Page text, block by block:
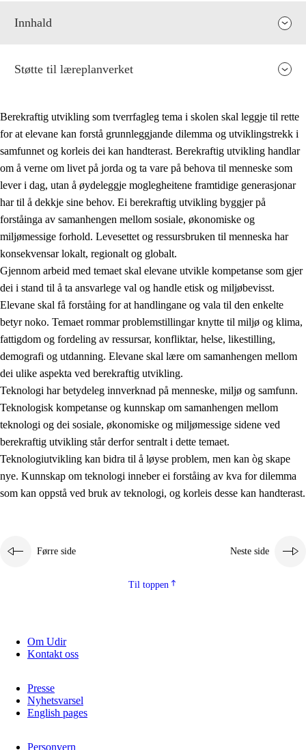
Innhald
2. Prinsipp for læring, utvikling og danning
2.1 Sosial læring og utvikling
2.2 Kompetanse i faga
2.3 Grunnleggjande ferdigheiter
2.4 Å lære å lære
Tverrfaglege tema
2.5 Tverrfaglege tema
2.5.1 Folkehelse og livsmeistring
2.5.2 Demokrati og medborgarskap
2.5.3 Berekraftig utvikling
Støtte til læreplanverket
Berekraftig utvikling som tverrfagleg tema i skolen skal leggje til rette
for at elevane kan forstå grunnleggjande dilemma og utviklingstrekk i
samfunnet og korleis dei kan handterast. Berekraftig utvikling handlar
om å verne om livet på jorda og ta vare på behova til menneske som
lever i dag, utan å øydeleggje moglegheitene framtidige generasjonar
har til å dekkje sine behov. Ei berekraftig utvikling byggjer på
forståinga av samanhengen mellom sosiale, økonomiske og
miljømessige forhold. Levesettet og ressursbruken til menneska har
konsekvensar lokalt, regionalt og globalt.
Gjennom arbeid med temaet skal elevane utvikle kompetanse som gjer
dei i stand til å ta ansvarlege val og handle etisk og miljøbevisst.
Elevane skal få forståing for at handlingane og vala til den enkelte
betyr noko. Temaet rommar problemstillingar knytte til miljø og klima,
fattigdom og fordeling av ressursar, konfliktar, helse, likestilling,
demografi og utdanning. Elevane skal lære om samanhengen mellom
dei ulike aspekta ved berekraftig utvikling.
Teknologi har betydeleg innverknad på menneske, miljø og samfunn.
Teknologisk kompetanse og kunnskap om samanhengen mellom
teknologi og dei sosiale, økonomiske og miljømessige sidene ved
berekraftig utvikling står derfor sentralt i dette temaet.
Teknologiutvikling kan bidra til å løyse problem, men kan òg skape
nye. Kunnskap om teknologi inneber ei forståing av kva for dilemma
som kan oppstå ved bruk av teknologi, og korleis desse kan handterast.
Førre side Neste side
Til toppen
Om Udir
Kontakt oss
Presse
Nyhetsvarsel
English pages
Personvern